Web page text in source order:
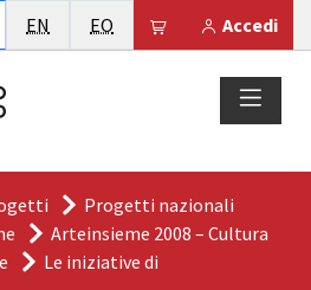
Accedi
Il tuo carrello è
EN English
EO Esperanto
Progetti nazionali
Arteinsieme 2008 – Cultura
Le iniziative di